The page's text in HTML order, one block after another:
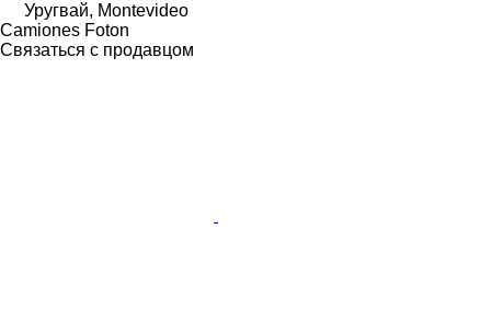
Уругвай, Montevideo
Camiones Foton
Связаться с продавцом